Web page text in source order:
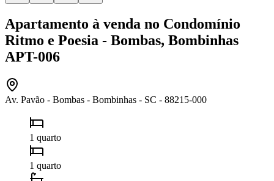
Apartamento à venda no Condomínio
Ritmo e Poesia - Bombas, Bombinhas
APT-006
Av. Pavão - Bombas - Bombinhas - SC - 88215-000
1 quarto
1 quarto